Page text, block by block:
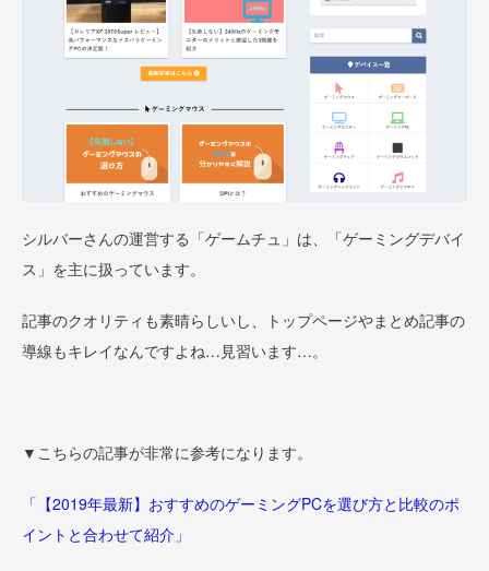
シルバーさんの運営する「ゲームチュ」は、「ゲーミングデバイ
ス」を主に扱っています。
記事のクオリティも素晴らしいし、トップページやまとめ記事の
導線もキレイなんですよね…見習います…。
▼こちらの記事が非常に参考になります。
「【2019年最新】おすすめのゲーミングPCを選び方と比較のポ
イントと合わせて紹介」